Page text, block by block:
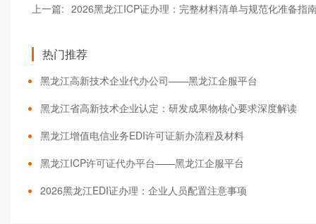
上一篇: 2026黑龙江ICP证办理：完整材料清单与规范化准备指
热门推荐
黑龙江高新技术企业代办公司——黑龙江企服平台
黑龙江省高新技术企业认定：研发成果物核心要求深度解读
黑龙江增值电信业务EDI许可证新办流程及材料
黑龙江ICP许可证代办平台——黑龙江企服平台
2026黑龙江EDI证办理：企业人员配置注意事项